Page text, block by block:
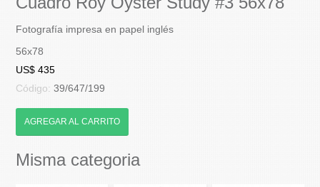
Fotografía impresa en papel inglés
56x78
US$ 435
Código:39/647/199
AGREGAR AL CARRITO
Misma categoria